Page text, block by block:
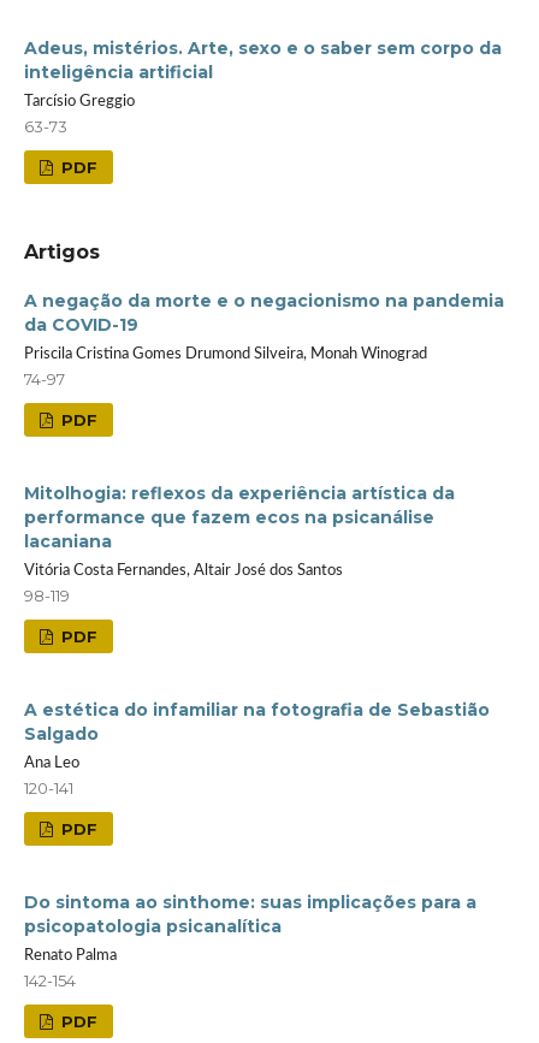
Adeus, mistérios. Arte, sexo e o saber sem corpo da
inteligência artificial
Tarcísio Greggio
63-73
PDF
Artigos
A negação da morte e o negacionismo na pandemia
da COVID-19
Priscila Cristina Gomes Drumond Silveira, Monah Winograd
74-97
PDF
Mitolhogia: reflexos da experiência artística da
performance que fazem ecos na psicanálise
lacaniana
Vitória Costa Fernandes, Altair José dos Santos
98-119
PDF
A estética do infamiliar na fotografia de Sebastião
Salgado
Ana Leo
120-141
PDF
Do sintoma ao sinthome: suas implicações para a
psicopatologia psicanalítica
Renato Palma
142-154
PDF